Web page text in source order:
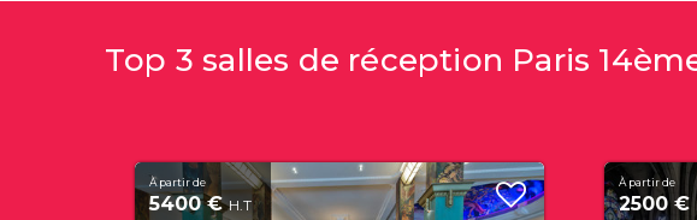
Top 3 salles de réception Paris
À partir de
5400 €H.T
À partir de
2500 €